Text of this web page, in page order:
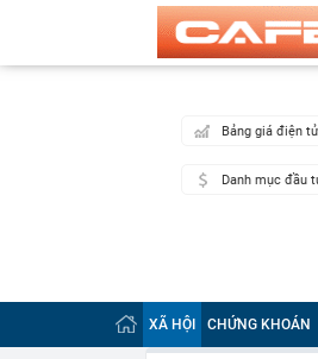
Bảng giá điện tử
Danh mục đầu
XÃ HỘI CHỨNG KHOÁN